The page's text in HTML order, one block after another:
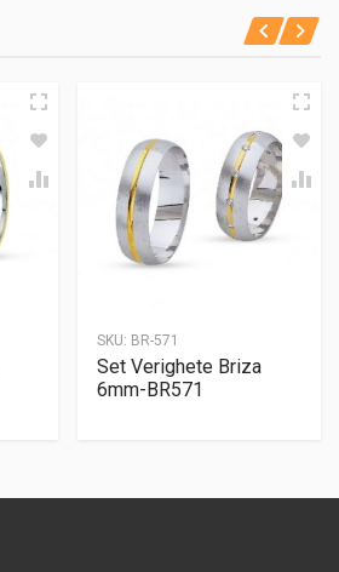
SKU: BR-571
Set Verighete Briza
6mm-BR571